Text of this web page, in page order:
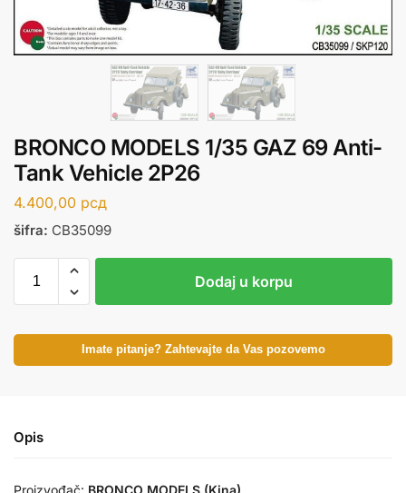
BRONCO MODELS 1/35 GAZ 69 Anti-
Tank Vehicle 2P26
4.400,00 рсд
šifra: CB35099
Dodaj u korpu
Imate pitanje? Zahtevajte da Vas pozovemo
Opis